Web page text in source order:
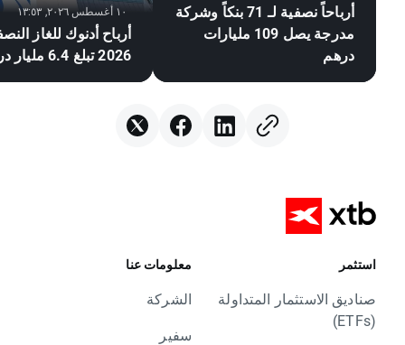
أرباحاً نصفية لـ 71 بنكاً وشركة
مدرجة يصل 109 مليارات
درهم
١٠ أغسطس ٢٠٢٦, ١٣:٥٣
أرباح أدنوك للغاز
2026 تبلغ 6.4 مليار درهم
استثمر
صناديق الاستثمار المتداولة
(ETFs)
معلومات عنا
الشركة
سفير